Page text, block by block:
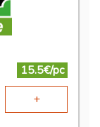
15.5€/pc
+